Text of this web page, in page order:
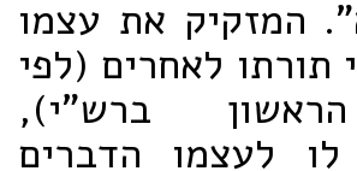
המזקיק את עצמו
תורתו לאחרים (לפי
ברש"י),
לעצמו הדברים